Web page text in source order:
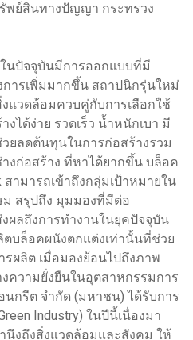
พย์สินทางปัญญา กระทรวง
จจุบันมีการออกแบบที่มี
ารเพิ่มมากขึ้น สถาปนิกรุ่นใหม่
แวดล้อมควบคู่กับการเลือกใช้
ได้ง่าย รวดเร็ว น้ำหนักเบา มี
ยลดต้นทุนในการก่อสร้างรวม
งก่อสร้าง ที่หาได้ยากขึ้น บล็อค
สามารถเข้าถึงกลุ่มเป้าหมายใน
สรุปถึง มุมมองที่มีต่อ
ผลถึงการทำงานในยุคปัจจุบัน
ตบล็อคผนังตกแต่งเท่านั้นที่ช่วย
ผลิต เมื่อมองย้อนไปถึงภาพ
ความยั่งยืนในอุตสาหกรรมการ
กรีต จำกัด (มหาชน) ได้รับการ
Industry) ในปีนี้เนื่องมา
นึงถึงสิ่งแวดล้อมและสังคม ให้